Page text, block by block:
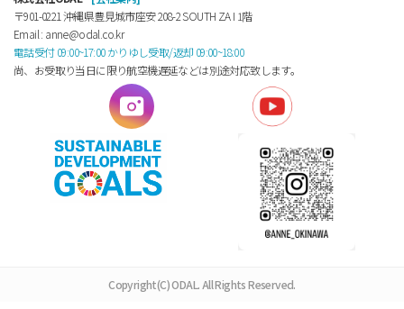
〒901-0221 沖縄県豊見城市座安 208-2 SOUTH ZA Ⅰ 1階
Email : anne@odal.co.kr
電話受付 09:00~17:00 かりゆし受取/返却 09:00~18:00
尚、お受取り当日に限り航空機遅延などは別途対応致します。
Copyright(C) ODAL. All Rights Reserved.